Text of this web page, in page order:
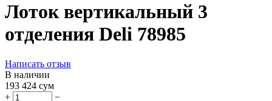
Лоток вертикальный 3
отделения Deli 78985
Написать отзыв
В наличии
193 424 сум
+
−